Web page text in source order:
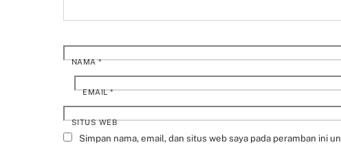
NAMA*
EMAIL*
SITUS WEB
Simpan nama, email, dan situs web saya pada peramban ini